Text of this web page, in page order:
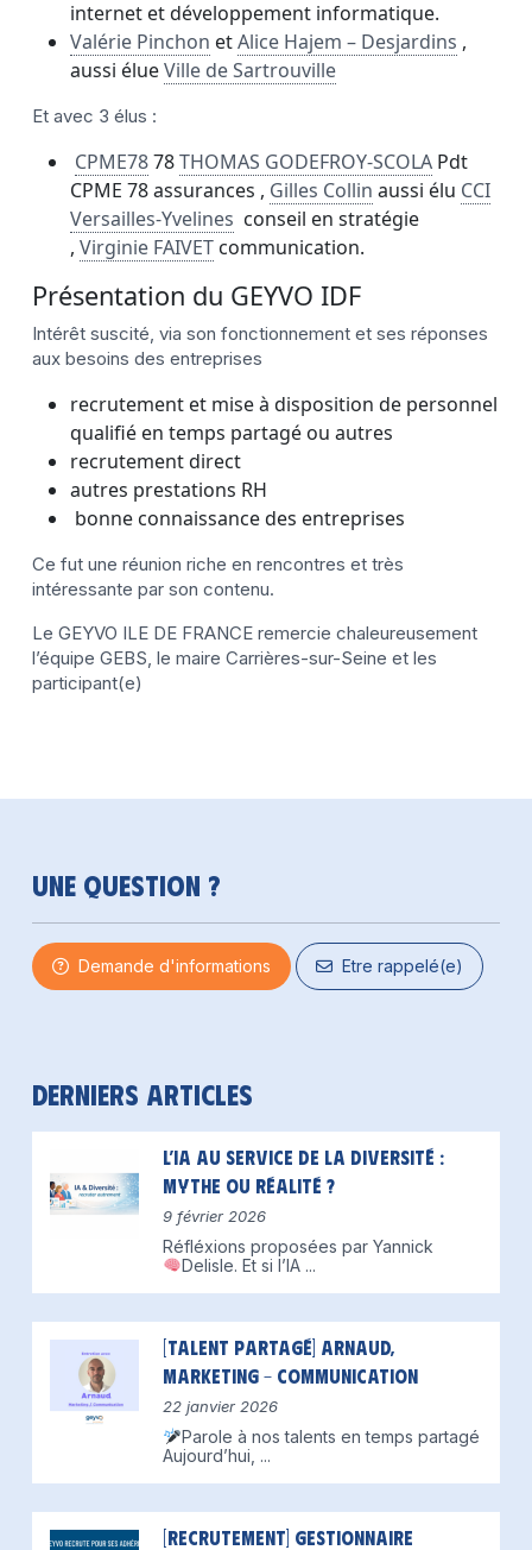
internet et développement informatique.
Valérie Pinchon etAlice Hajem – Desjardins ,
aussi élueVille de Sartrouville
Et avec 3 élus :
CPME7878THOMAS GODEFROY-SCOLA Pdt
CPME 78 assurances , Gilles Collin aussi élu CCI
Versailles-Yvelines conseil en stratégie
, Virginie FAIVET communication.
Présentation du GEYVO IDF
Intérêt suscité, via son fonctionnement et ses réponses
aux besoins des entreprises
recrutement et mise à disposition de personnel
qualifié en temps partagé ou autres
recrutement direct
autres prestations RH
bonne connaissance des entreprises
Ce fut une réunion riche en rencontres et très
intéressante par son contenu.
Le GEYVO ILE DE FRANCE remercie chaleureusement
l’équipe GEBS, le maire Carrières-sur-Seine et les
participant(e)
Une question ?
Demande d'informations Etre rappelé(e)
Derniers articles
L’IA au service de la diversité :
mythe ou réalité ?
9 février 2026
Réfléxions proposées par Yannick
Delisle. Et si l’IA ...
[Talent partagé] Arnaud,
Marketing – Communication
22 janvier 2026
Parole à nos talents en temps partagé
Aujourd’hui, ...
[Recrutement] Gestionnaire